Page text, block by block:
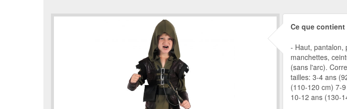
Ce que
Haut, pantalon,
manchettes,
(sans l'arc).
tailles: 3-4 ans
(110-120 cm) 7-
10-12 ans (130-